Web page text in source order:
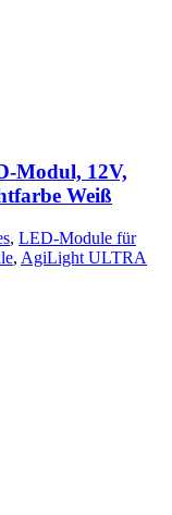
Modul, 12V,
Weiß
, LED-Module für
, AgiLight ULTRA